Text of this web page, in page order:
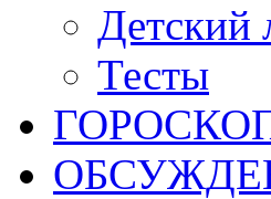
Детский
Тесты